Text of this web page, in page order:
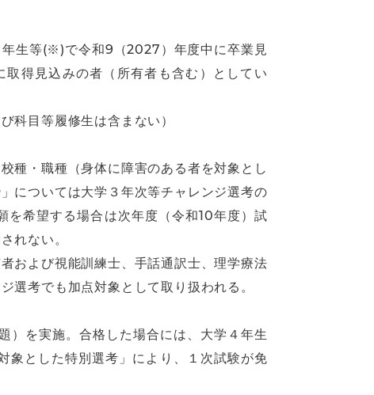
生等(※)で令和9（2027）年度中に卒業見
得見込みの者（所有者も含む）としてい
科目等履修生は含まない）
種・職種（身体に障害のある者を対象とし
については大学３年次等チャレンジ選考の
を希望する場合は次年度（令和10年度）試
れない。
および視能訓練士、手話通訳士、理学療法
選考でも加点対象として取り扱われる。
）を実施。合格した場合には、大学４年生
象とした特別選考」により、１次試験が免